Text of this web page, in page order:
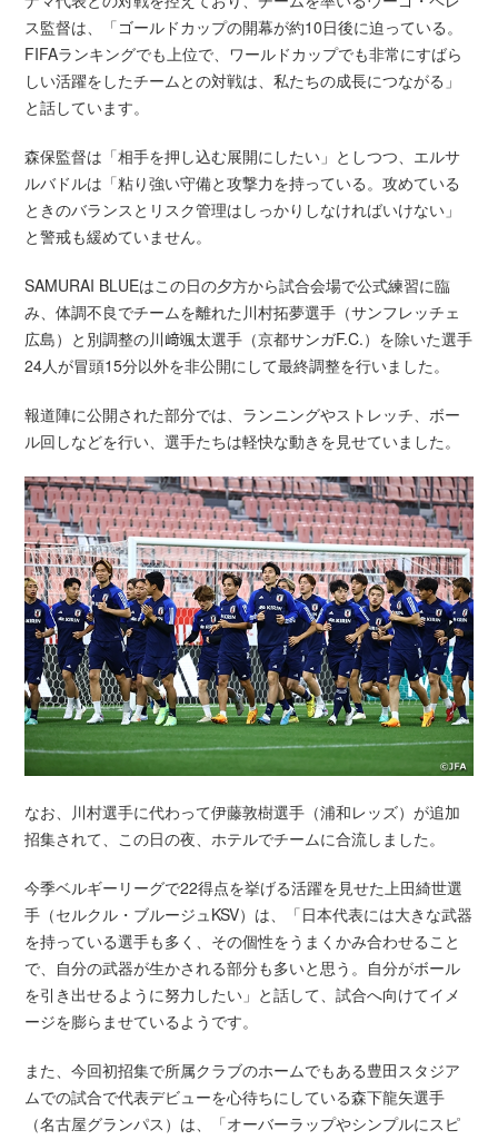
ス監督は、「ゴールドカップの開幕が約10日後に迫っている。
FIFAランキングでも上位で、ワールドカップでも非常にすばら
しい活躍をしたチームとの対戦は、私たちの成長につながる」
と話しています。
森保監督は「相手を押し込む展開にしたい」としつつ、エルサ
ルバドルは「粘り強い守備と攻撃力を持っている。攻めている
ときのバランスとリスク管理はしっかりしなければいけない」
と警戒も緩めていません。
SAMURAI BLUEはこの日の夕方から試合会場で公式練習に臨
み、体調不良でチームを離れた川村拓夢選手（サンフレッチェ
広島）と別調整の川﨑颯太選手（京都サンガF.C.）を除いた選手
24人が冒頭15分以外を非公開にして最終調整を行いました。
報道陣に公開された部分では、ランニングやストレッチ、ボー
ル回しなどを行い、選手たちは軽快な動きを見せていました。
なお、川村選手に代わって伊藤敦樹選手（浦和レッズ）が追加
招集されて、この日の夜、ホテルでチームに合流しました。
今季ベルギーリーグで22得点を挙げる活躍を見せた上田綺世選
手（セルクル・ブルージュKSV）は、「日本代表には大きな武器
を持っている選手も多く、その個性をうまくかみ合わせること
で、自分の武器が生かされる部分も多いと思う。自分がボール
を引き出せるように努力したい」と話して、試合へ向けてイメ
ージを膨らませているようです。
また、今回初招集で所属クラブのホームでもある豊田スタジア
ムでの試合で代表デビューを心待ちにしている森下龍矢選手
（名古屋グランパス）は、「オーバーラップやシンプルにスピ